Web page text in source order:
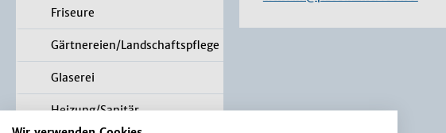
Friseure
Gärtnereien/Landschaftspflege
Glaserei
Heizung/Sanitär